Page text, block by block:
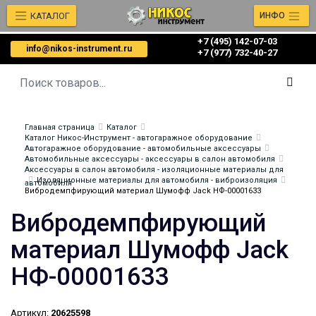
info@nikos-instrument.ru
+7 (495) 142-07-03
‎‎+7 (977) 732-40-27
КАТАЛОГ ИНФО
Главная страница
Каталог
Каталог Никос-Инструмент - автогаражное оборудование
Автогаражное оборудование - автомобильные аксессуары
Автомобильные аксессуары - аксессуары в салон автомобиля
Аксессуары в салон автомобиля - изоляционные материалы для
автомобиля
Изоляционные материалы для автомобиля - виброизоляция
Вибродемпфирующий материал Шумофф Jack НФ-00001633
Вибродемпфирующий
материал Шумофф Jack
НФ-00001633
Артикул: 20625598